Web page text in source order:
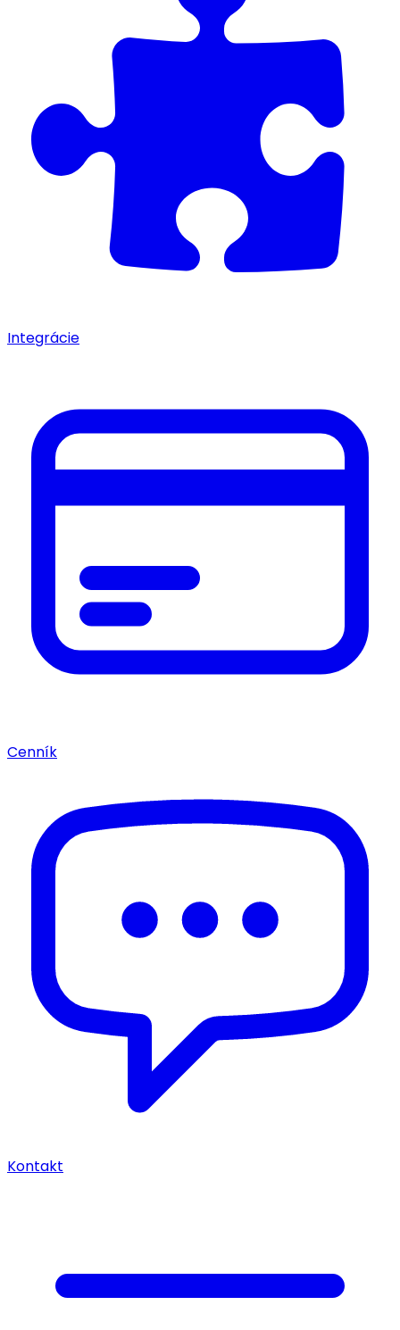
Integrácie
Cenník
Kontakt